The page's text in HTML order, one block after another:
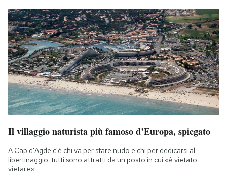
Il villaggio naturista più famoso d’Europa, spiegato
A Cap d'Agde c'è chi va per stare nudo e chi per dedicarsi al
libertinaggio: tutti sono attratti da un posto in cui «è vietato
vietare»